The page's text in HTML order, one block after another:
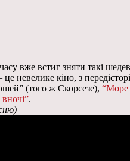
вже встиг зняти такі
невелике кіно, з
(того ж Скорсезе), “Море
.